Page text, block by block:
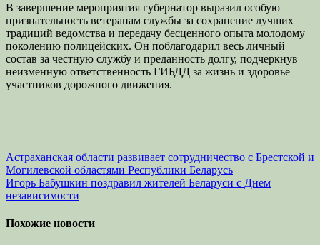
В завершение мероприятия губернатор выразил особую
признательность ветеранам службы за сохранение лучших
традиций ведомства и передачу бесценного опыта молодому
поколению полицейских. Он поблагодарил весь личный
состав за честную службу и преданность долгу, подчеркнув
неизменную ответственность ГИБДД за жизнь и здоровье
участников дорожного движения.
Навигация
по
записям
Астраханская области развивает сотрудничество с Брестской и
Могилевской областями Республики Беларусь
Игорь Бабушкин поздравил жителей Беларуси с Днем
независимости
Похожие новости